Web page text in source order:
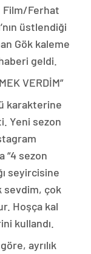
Film/Ferhat
üstlendiği
Gök kaleme
geldi.
VERDİM”
karakterine
Yeni sezon
“4 sezon
seyircisine
sevdim, çok
Hoşça kal
kullandı.
ayrılık